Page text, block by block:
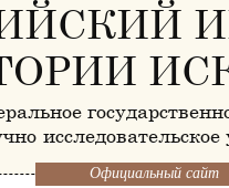
Официальный сайт